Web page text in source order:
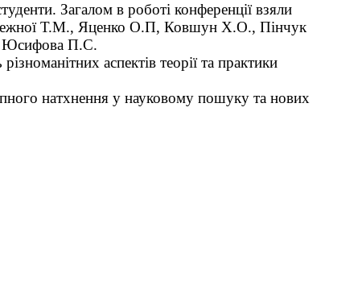
Загалом в роботі конференції взяли
Т.М., Яценко О.П, Ковшун Х.О., Пінчук
Юсифова П.С.
аспектів теорії та практики
натхнення у науковому пошуку та нових